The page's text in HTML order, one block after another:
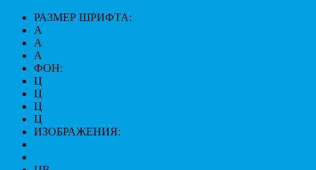
РАЗМЕР ШРИФТА:
A
A
A
ФОН:
Ц
Ц
Ц
Ц
ИЗОБРАЖЕНИЯ: